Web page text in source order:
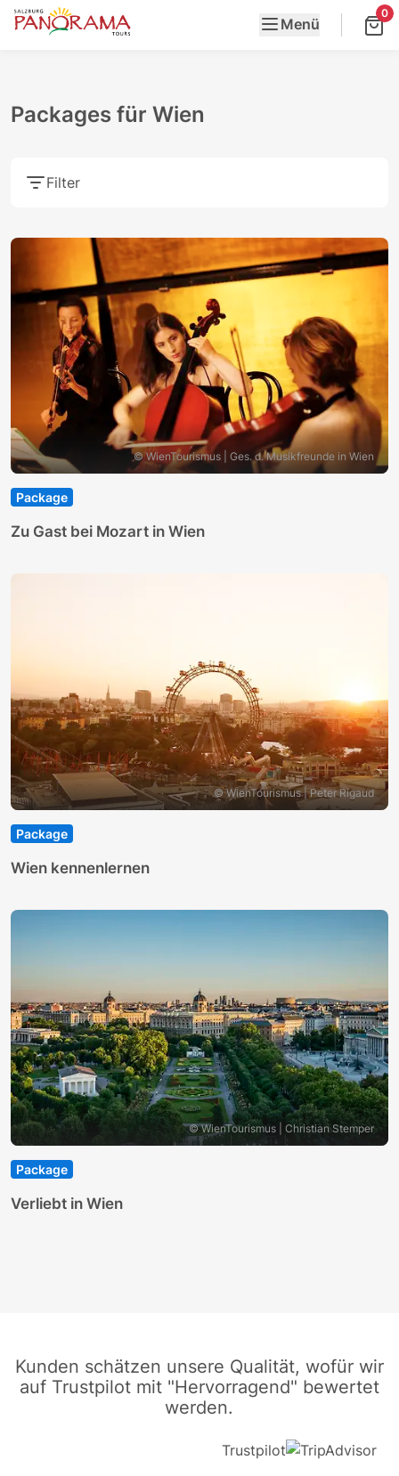
Menü
0
Packages für Wien
Filter
© WienTourismus | Ges. d. Musikfreunde in Wien
Package
Zu Gast bei Mozart in Wien
© WienTourismus | Peter Rigaud
Package
Wien kennenlernen
© WienTourismus | Christian Stemper
Package
Verliebt in Wien
Kunden schätzen unsere Qualität, wofür wir
auf Trustpilot mit "Hervorragend" bewertet
werden.
Trustpilot